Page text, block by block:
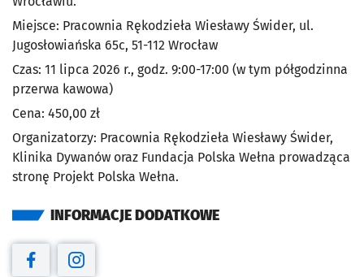
Miejsce: Pracownia Rękodzieła Wiesławy Świder, ul.
Jugosłowiańska 65c, 51-112 Wrocław
Czas: 11 lipca 2026 r., godz. 9:00-17:00 (w tym półgodzinna
przerwa kawowa)
Cena: 450,00 zł
Organizatorzy: Pracownia Rękodzieła Wiesławy Świder,
Klinika Dywanów oraz Fundacja Polska Wełna prowadząca
stronę Projekt Polska Wełna.
INFORMACJE DODATKOWE
Otwiera się w nowej karcie
Otwiera się w nowej karcie